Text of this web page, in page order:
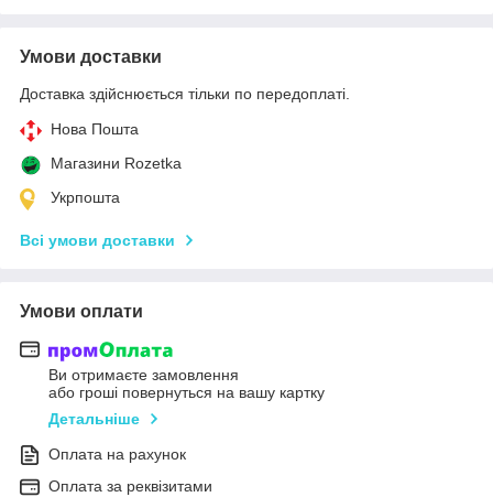
Умови доставки
Доставка здійснюється тільки по передоплаті.
Нова Пошта
Магазини Rozetka
Укрпошта
Всі умови доставки
Умови оплати
Ви отримаєте замовлення
або гроші повернуться на вашу картку
Детальніше
Оплата на рахунок
Оплата за реквізитами